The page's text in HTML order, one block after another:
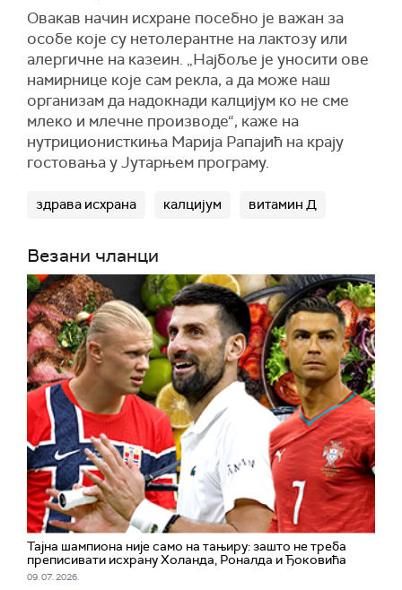
Овакав начин исхране посебно је важан за
особе које су нетолерантне на лактозу или
алергичне на казеин. „Најбоље је уносити ове
намирнице које сам рекла, а да може наш
организам да надокнади калцијум ко не сме
млеко и млечне производе“, каже на
нутриционисткиња Марија Рапајић на крају
гостовања у Јутарњем програму.
здрава исхрана калцијум витамин Д
Везани чланци
Тајна шампиона није само на тањиру: зашто не треба
преписивати исхрану Холанда, Роналда и Ђоковића
09. 07. 2026.